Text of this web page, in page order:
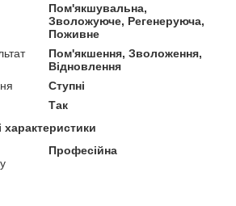
Пом'якшувальна,
Зволожуюче, Регенеруюча,
Поживне
Пом'якшення, Зволоження,
Відновлення
Ступні
Так
Професійна